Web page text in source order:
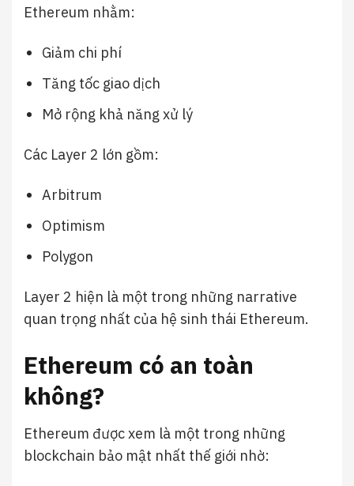
Ethereum nhằm:
Giảm chi phí
Tăng tốc giao dịch
Mở rộng khả năng xử lý
Các Layer 2 lớn gồm:
Arbitrum
Optimism
Polygon
Layer 2 hiện là một trong những narrative
quan trọng nhất của hệ sinh thái Ethereum.
Ethereum có an toàn
không?
Ethereum được xem là một trong những
blockchain bảo mật nhất thế giới nhờ: